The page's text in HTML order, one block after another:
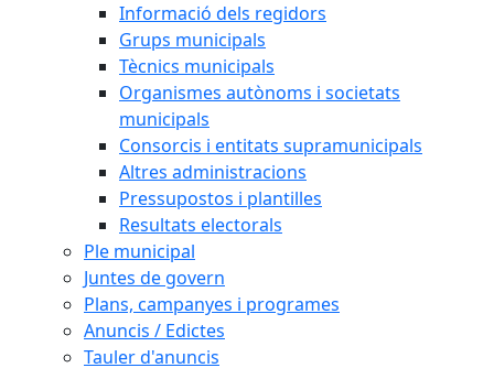
Informació dels regidors
Grups municipals
Tècnics municipals
Organismes autònoms i societats
municipals
Consorcis i entitats supramunicipals
Altres administracions
Pressupostos i plantilles
Resultats electorals
Ple municipal
Juntes de govern
Plans, campanyes i programes
Anuncis / Edictes
Tauler d'anuncis